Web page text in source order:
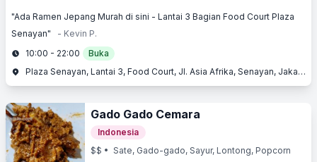
"Ada Ramen Jepang Murah di sini - Lantai 3 Bagian Food Court Plaza
Senayan"
- Kevin P.
10:00 - 22:00
Buka
Plaza Senayan, Lantai 3, Food Court, Jl. Asia Afrika, Senayan, Jakarta Selatan, Jakarta
Gado Gado Cemara
Indonesia
$$ • Sate, Gado-gado, Sayur, Lontong, Popcorn